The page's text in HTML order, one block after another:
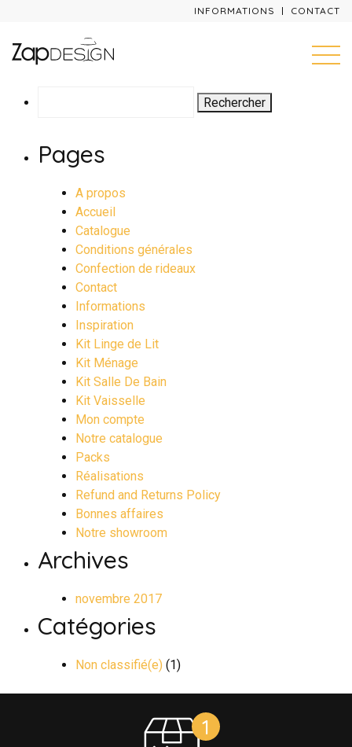
INFORMATIONS CONTACT
Pages
A propos
Accueil
Catalogue
Conditions générales
Confection de rideaux
Contact
Informations
Inspiration
Kit Linge de Lit
Kit Ménage
Kit Salle De Bain
Kit Vaisselle
Mon compte
Notre catalogue
Packs
Réalisations
Refund and Returns Policy
Bonnes affaires
Notre showroom
Archives
novembre 2017
Catégories
Non classifié(e) (1)